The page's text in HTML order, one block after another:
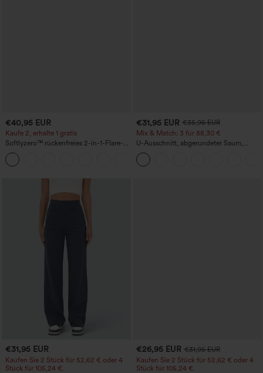
€40,95 EUR
Kaufe 2, erhalte 1 gratis
Softlyzero™ rückenfreies 2-in-1-Flare-
Trainingskleid – Wannabe – Easy Peezy
€31,95 EUR €35,95 EUR
Mix & Match: 3 für 88,30 €
U-Ausschnitt, abgerundeter Saum,
InstantCool Yoga-Trägertop – UPF50+
€31,95 EUR
Kaufen Sie 2 Stück für 52,62 € oder 4
Stück für 105,24 €.
€26,95 EUR €31,95 EUR
Kaufen Sie 2 Stück für 52,62 € oder 4
Stück für 105,24 €.